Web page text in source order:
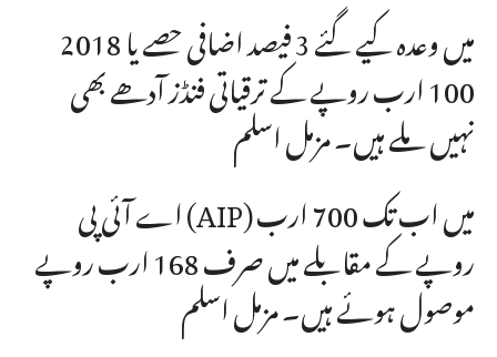
2018 میں وعدہ کیے گئے 3 فیصد اضافی حصے یا
100 ارب روپے کے ترقیاتی فنڈز آدھے بھی
نہیں ملے ہیں۔ مزمل اسلم
اے آئی پی (AIP) میں اب تک 700 ارب
روپے کے مقابلے میں صرف 168 ارب روپے
موصول ہوئے ہیں۔ مزمل اسلم